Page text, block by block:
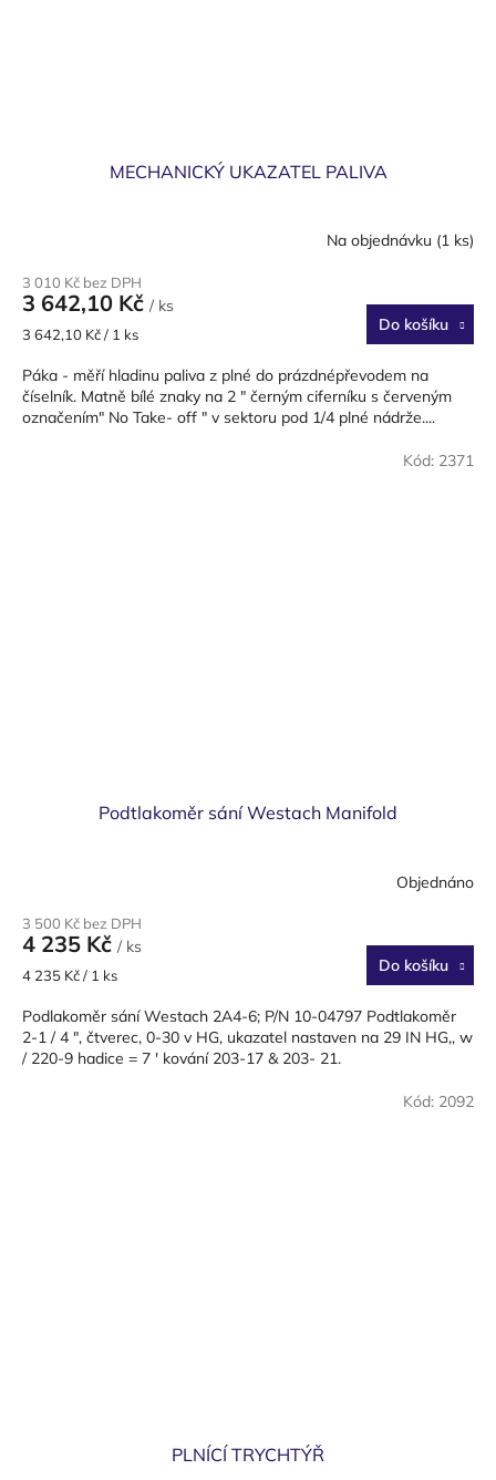
MECHANICKÝ UKAZATEL PALIVA
Na objednávku (1 ks)
3 010 Kč bez DPH
3 642,10 Kč / ks
Měrná
3 642,10 Kč / 1 ks Do košíku
Páka - měří hladinu paliva z plné do prázdnépřevodem na
číselník. Matně bílé znaky na 2 " černým ciferníku s červeným
označením" No Take- off " v sektoru pod 1/4 plné nádrže....
Podtlakoměr sání Westach Manifold
Objednáno
3 500 Kč bez DPH
4 235 Kč / ks
Měrná
4 235 Kč / 1 ks Do košíku
Podlakoměr sání Westach 2A4-6; P/N 10-04797 Podtlakoměr
2-1 / 4 ", čtverec, 0-30 v HG, ukazatel nastaven na 29 IN HG,, w
/ 220-9 hadice = 7 ' kování 203-17 & 203- 21.
Kód: 2371
PLNÍCÍ TRYCHTÝŘ
Kód: 2092